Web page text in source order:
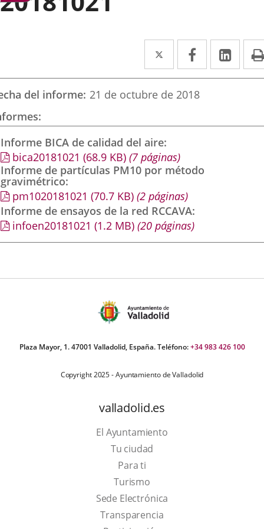
Twitter
Enlace
a
una
externa.
Facebook
Enlace
a
una
externa.
a
del informe 21 de octubre de 2018
Informe BICA de calidad del aire
bica20181021 (68.9 KB) (7 páginas)
Informe de partículas PM10 por método
gravimétrico
pm1020181021 (70.7 KB) (2 páginas)
Informe de ensayos de la red RCCAVA
infoen20181021 (1.2 MB) (20 páginas)
Plaza Mayor, 1. 47001 Valladolid, España. Teléfono:+34 983 426 100
Copyright 2025 - Ayuntamiento de Valladolid
valladolid.es
El Ayuntamiento
Tu ciudad
Para ti
TurismoThis
link
will
Sede Electrónica
Transparencia